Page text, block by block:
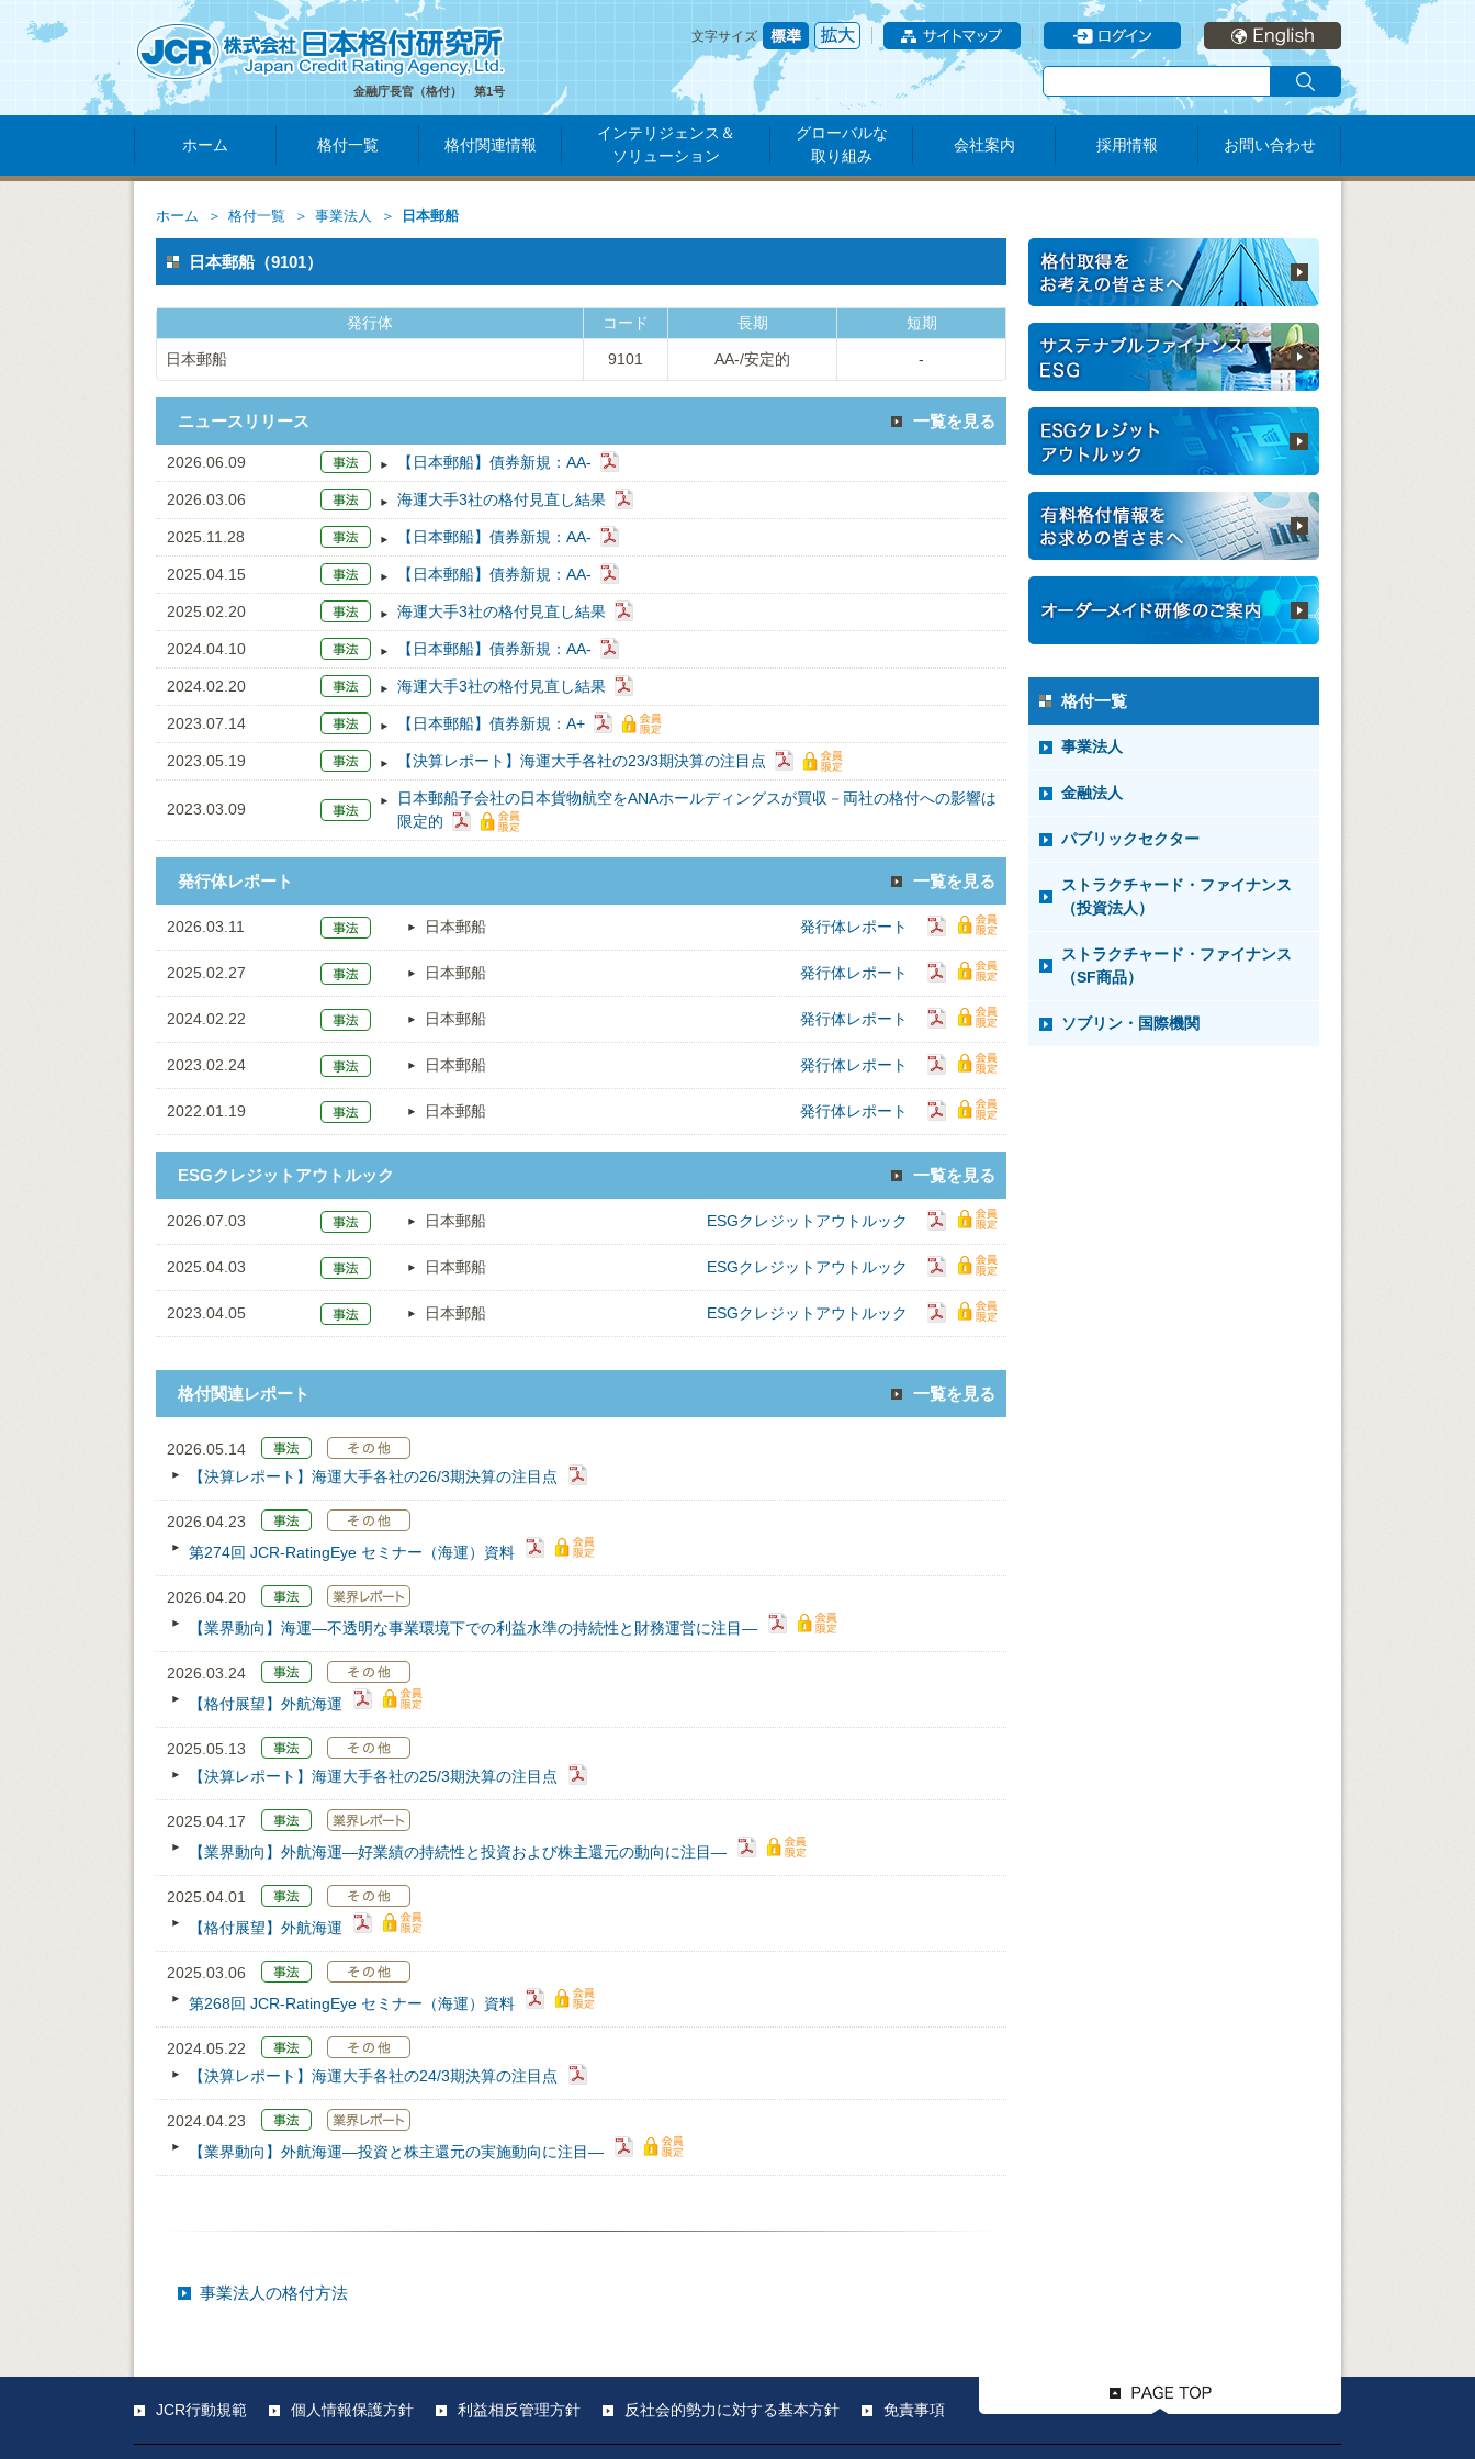
金融庁長官（格付） 第1号
文字サイズ
ホーム 格付一覧 格付関連情報
インテリジェンス＆
ソリューション
グローバルな
取り組み
会社案内 採用情報 お問い合わせ
ホーム 格付一覧 事業法人 日本郵船
日本郵船（9101）
発行体 コード 長期 短期
日本郵船 9101 AA-/安定的 -
ニュースリリース 一覧を見る
2026.06.09 【日本郵船】債券新規：AA-
2026.03.06 海運大手3社の格付見直し結果
2025.11.28 【日本郵船】債券新規：AA-
2025.04.15 【日本郵船】債券新規：AA-
2025.02.20 海運大手3社の格付見直し結果
2024.04.10 【日本郵船】債券新規：AA-
2024.02.20 海運大手3社の格付見直し結果
2023.07.14 【日本郵船】債券新規：A+
2023.05.19 【決算レポート】海運大手各社の23/3期決算の注目点
2023.03.09
日本郵船子会社の日本貨物航空をANAホールディングスが買収－両社の格付への影響は
限定的
発行体レポート 一覧を見る
2026.03.11 日本郵船 発行体レポート
2025.02.27 日本郵船 発行体レポート
2024.02.22 日本郵船 発行体レポート
2023.02.24 日本郵船 発行体レポート
2022.01.19 日本郵船 発行体レポート
ESGクレジットアウトルック 一覧を見る
2026.07.03 日本郵船 ESGクレジットアウトルック
2025.04.03 日本郵船 ESGクレジットアウトルック
2023.04.05 日本郵船 ESGクレジットアウトルック
格付関連レポート 一覧を見る
2026.05.14
【決算レポート】海運大手各社の26/3期決算の注目点
2026.04.23
第274回 JCR‐RatingEye セミナー（海運）資料
2026.04.20
【業界動向】海運―不透明な事業環境下での利益水準の持続性と財務運営に注目―
2026.03.24
【格付展望】外航海運
2025.05.13
【決算レポート】海運大手各社の25/3期決算の注目点
2025.04.17
【業界動向】外航海運―好業績の持続性と投資および株主還元の動向に注目―
2025.04.01
【格付展望】外航海運
2025.03.06
第268回 JCR‐RatingEye セミナー（海運）資料
2024.05.22
【決算レポート】海運大手各社の24/3期決算の注目点
2024.04.23
【業界動向】外航海運―投資と株主還元の実施動向に注目―
事業法人の格付方法
格付一覧
事業法人
金融法人
パブリックセクター
ストラクチャード・ファイナンス
（投資法人）
ストラクチャード・ファイナンス
（SF商品）
ソブリン・国際機関
JCR行動規範 個人情報保護方針 利益相反管理方針 反社会的勢力に対する基本方針 免責事項